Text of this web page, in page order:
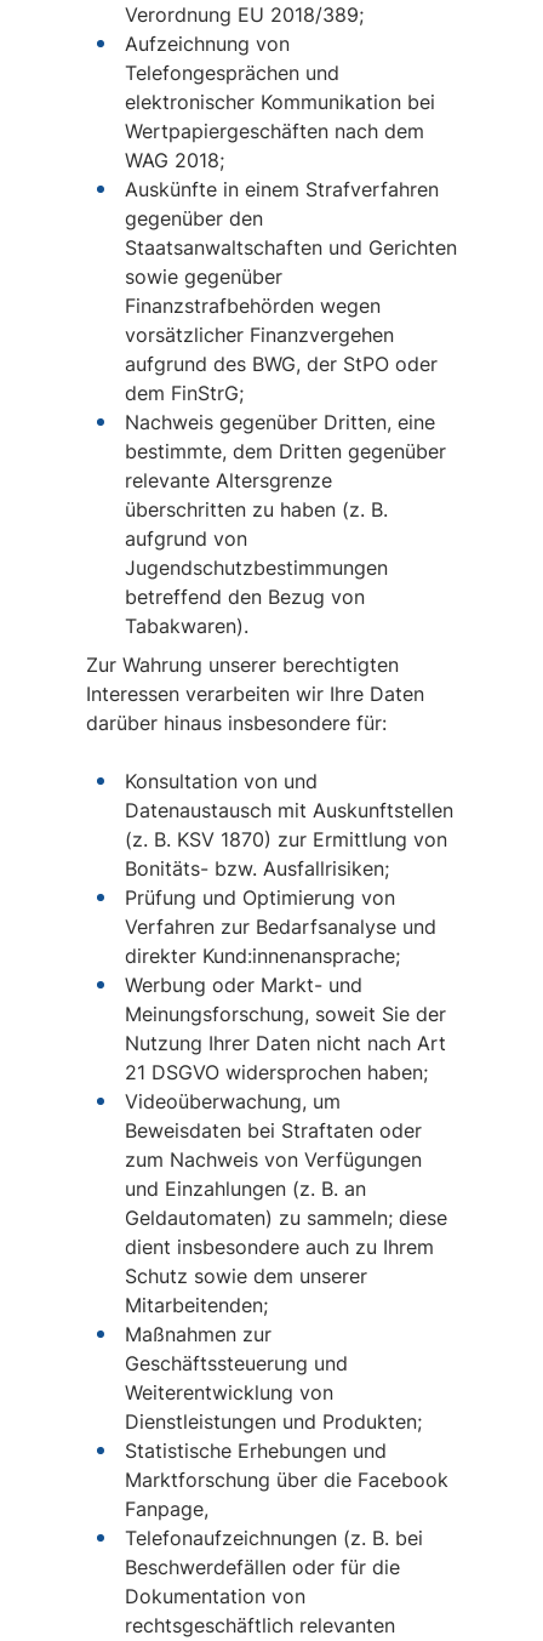
Verordnung EU 2018/389;
Aufzeichnung von
Telefongesprächen und
elektronischer Kommunikation bei
Wertpapiergeschäften nach dem
WAG 2018;
Auskünfte in einem Strafverfahren
gegenüber den
Staatsanwaltschaften und Gerichten
sowie gegenüber
Finanzstrafbehörden wegen
vorsätzlicher Finanzvergehen
aufgrund des BWG, der StPO oder
dem FinStrG;
Nachweis gegenüber Dritten, eine
bestimmte, dem Dritten gegenüber
relevante Altersgrenze
überschritten zu haben (z. B.
aufgrund von
Jugendschutzbestimmungen
betreffend den Bezug von
Tabakwaren).
Zur Wahrung unserer berechtigten
Interessen verarbeiten wir Ihre Daten
darüber hinaus insbesondere für:
Konsultation von und
Datenaustausch mit Auskunftstellen
(z. B. KSV 1870) zur Ermittlung von
Bonitäts- bzw. Ausfallrisiken;
Prüfung und Optimierung von
Verfahren zur Bedarfsanalyse und
direkter Kund:innenansprache;
Werbung oder Markt- und
Meinungsforschung, soweit Sie der
Nutzung Ihrer Daten nicht nach Art
21 DSGVO widersprochen haben;
Videoüberwachung, um
Beweisdaten bei Straftaten oder
zum Nachweis von Verfügungen
und Einzahlungen (z. B. an
Geldautomaten) zu sammeln; diese
dient insbesondere auch zu Ihrem
Schutz sowie dem unserer
Mitarbeitenden;
Maßnahmen zur
Geschäftssteuerung und
Weiterentwicklung von
Dienstleistungen und Produkten;
Statistische Erhebungen und
Marktforschung über die Facebook
Fanpage,
Telefonaufzeichnungen (z. B. bei
Beschwerdefällen oder für die
Dokumentation von
rechtsgeschäftlich relevanten